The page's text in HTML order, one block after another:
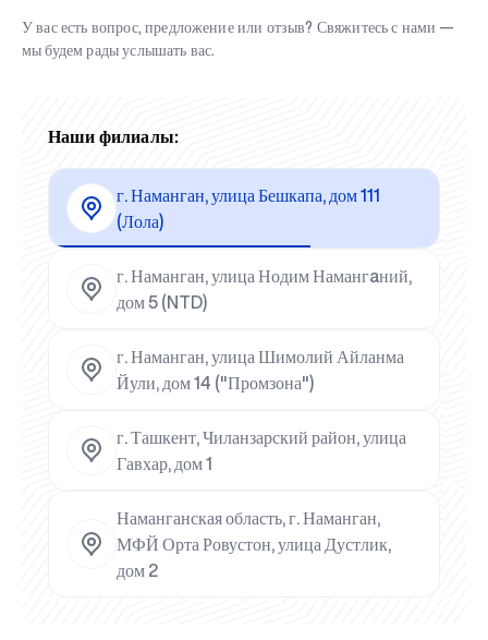
У вас есть вопрос, предложение или отзыв? Свяжитесь с нами —
мы будем рады услышать вас.
Наши филиалы:
г. Наманган, улица Бешкапа, дом 111
(Лола)
г. Наманган, улица Нодим Намангaний,
дом 5 (NTD)
г. Наманган, улица Шимолий Айланма
Йули, дом 14 ("Промзона")
г. Ташкент, Чиланзарский район, улица
Гавхар, дом 1
Наманганская область, г. Наманган,
МФЙ Орта Ровустон, улица Дустлик,
дом 2